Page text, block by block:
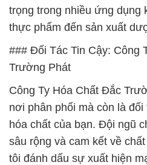
trọng trong nhiều ứng dụng
thực phẩm đến sản xuất
### Đối Tác Tin Cậy: Công
Trường Phát
Công Ty Hóa Chất Đắc
nơi phân phối mà còn là
hóa chất của bạn. Đội ngũ
sâu rộng và cam kết về
tôi đánh dấu sự xuất hiện